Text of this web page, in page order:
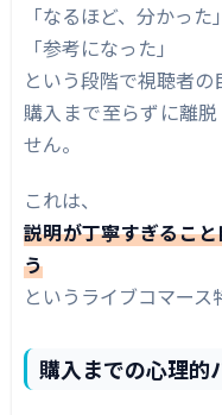
「なるほど、分かった」
「参考になった」
という段階で視聴者の
購入まで至らずに離
せん。
これは、
説明が丁寧すぎるこ
う
というライブコマース
購入までの心理的